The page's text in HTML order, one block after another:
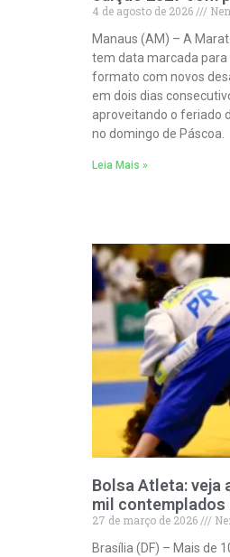
4 de agosto de 2026
Manaus (AM) – A
tem data marcada
formato com novos
em dois dias
aproveitando o feriado
no domingo de Páscoa.
Leia Mais »
Bolsa Atleta: veja
mil contemplados
27 de março de 2026
Brasília (DF) – Mais de